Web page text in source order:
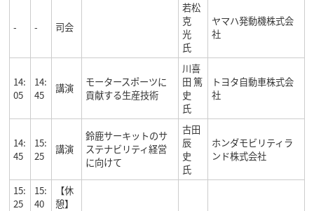
- - 司会
若松
克
光
氏
ヤマハ発動機株式会
社
14:
05
14:
45
講演
モータースポーツに
貢献する生産技術
川喜
田 篤
史
氏
トヨタ自動車株式会
社
14:
45
15:
25
講演
鈴鹿サーキットのサ
ステナビリティ経営
に向けて
古田
辰
史
氏
ホンダモビリティラ
ンド株式会社
15:
25
15:
40
【休
憩】